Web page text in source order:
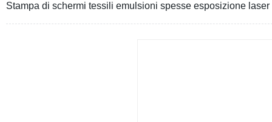
Stampa di schermi tessili emulsioni spesse esposizione